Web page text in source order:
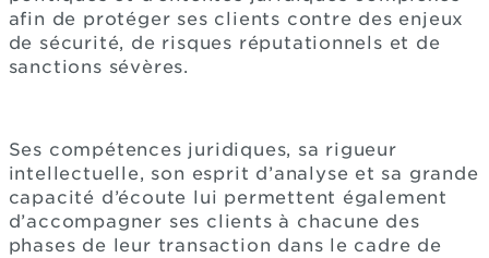
afin de protéger ses clients contre des enjeux
de sécurité, de risques réputationnels et de
sanctions sévères.
Ses compétences juridiques, sa rigueur
intellectuelle, son esprit d’analyse et sa grande
capacité d’écoute lui permettent également
d’accompagner ses clients à chacune des
phases de leur transaction dans le cadre de